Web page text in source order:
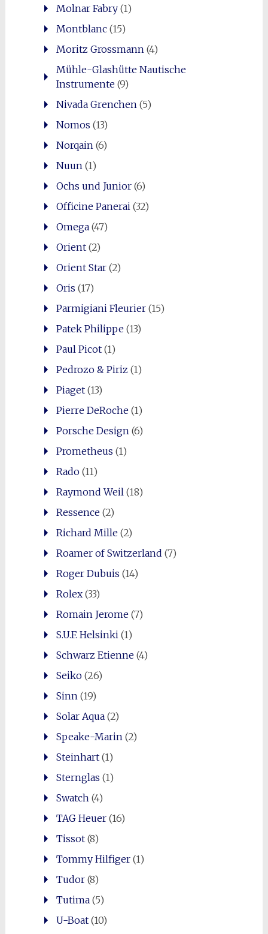
Molnar Fabry(1)
Montblanc(15)
Moritz Grossmann(4)
Mühle-Glashütte Nautische
Instrumente(9)
Nivada Grenchen(5)
Nomos (13)
Norqain(6)
Nuun(1)
Ochs und Junior(6)
Officine Panerai(32)
Omega(47)
Orient(2)
Orient Star(2)
Oris (17)
Parmigiani Fleurier(15)
Patek Philippe(13)
Paul Picot(1)
Pedrozo & Piriz (1)
Piaget(13)
Pierre DeRoche(1)
Porsche Design(6)
Prometheus (1)
Rado(11)
Raymond Weil(18)
Ressence(2)
Richard Mille(2)
Roamer of Switzerland (7)
Roger Dubuis (14)
Rolex(33)
Romain Jerome(7)
S.U.F. Helsinki(1)
Schwarz Etienne(4)
Seiko(26)
Sinn(19)
Solar Aqua(2)
Speake-Marin(2)
Steinhart(1)
Sternglas (1)
Swatch(4)
TAG Heuer(16)
Tissot(8)
Tommy Hilfiger(1)
Tudor(8)
Tutima(5)
U-Boat(10)